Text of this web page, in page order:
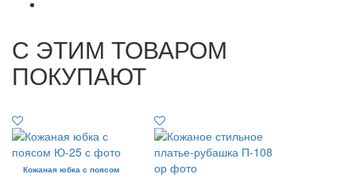
С ЭТИМ ТОВАРОМ
ПОКУПАЮТ
Кожаная юбка с поясом